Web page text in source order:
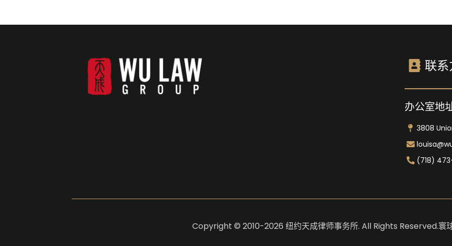
联
办公室地
3808
(718)
Copyright © 2010-2026 纽约天成律师事务所. All Rights Reserved.寰